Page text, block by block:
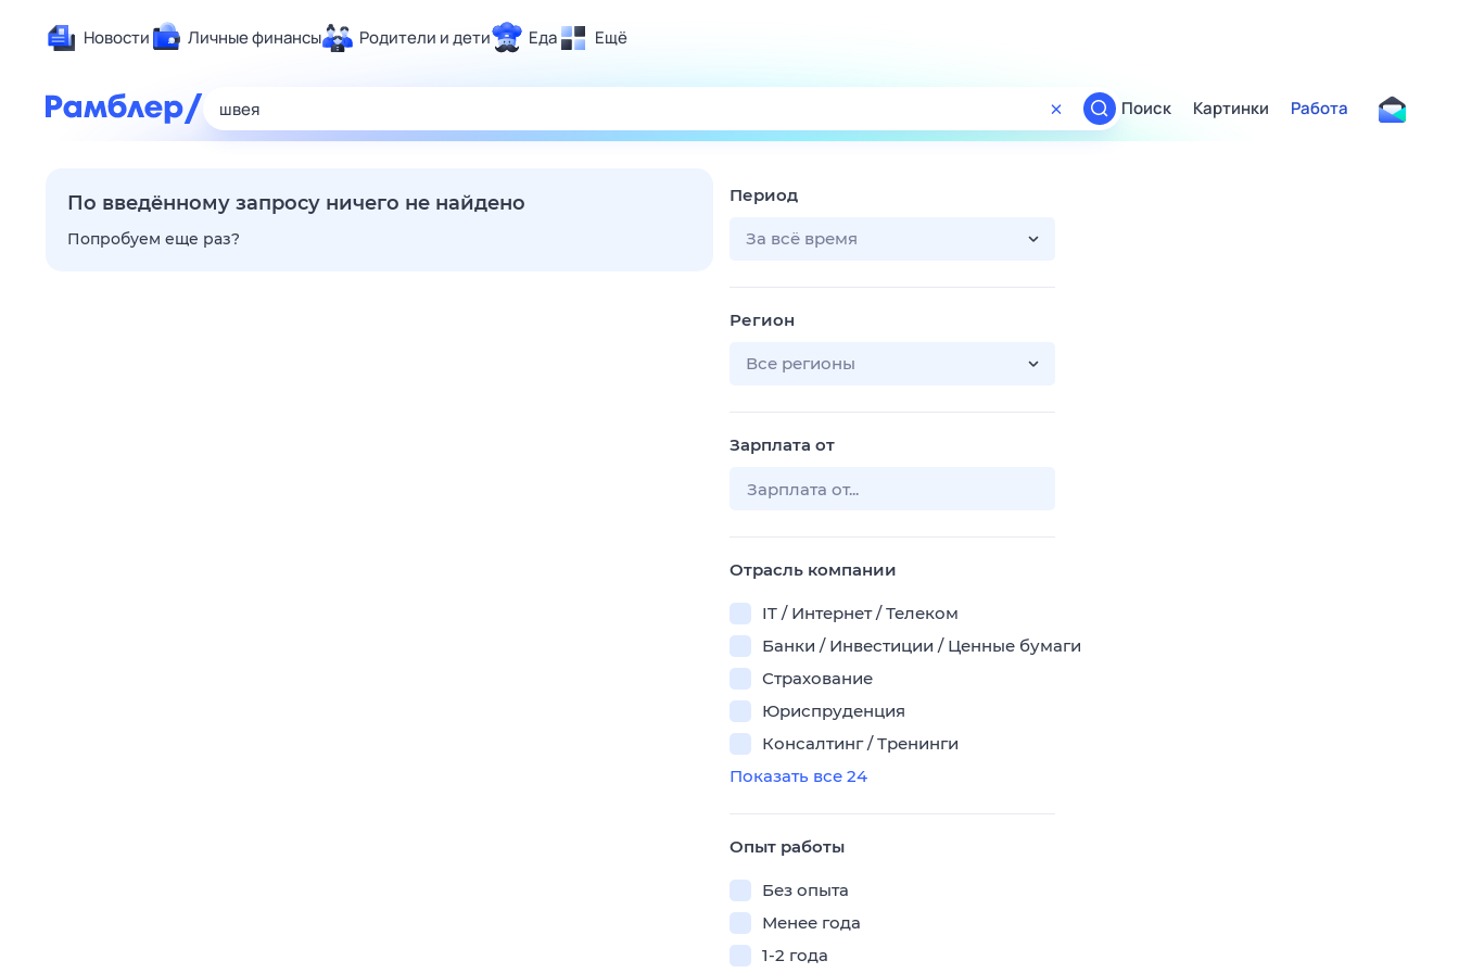
Новости Личные финансы Родители и дети Еда Ещё
Развлечения и отдых
Спорт
Поиск
ТВ-программа
Поиск Картинки Работа
По введённому запросу ничего не найдено
Попробуем еще раз?
Период
За всё время
Регион
Все регионы
Зарплата от
Отрасль компании
IT / Интернет / Телеком
Банки / Инвестиции / Ценные бумаги
Страхование
Юриспруденция
Консалтинг / Тренинги
Показать все 24
Опыт работы
Без опыта
Менее года
1-2 года